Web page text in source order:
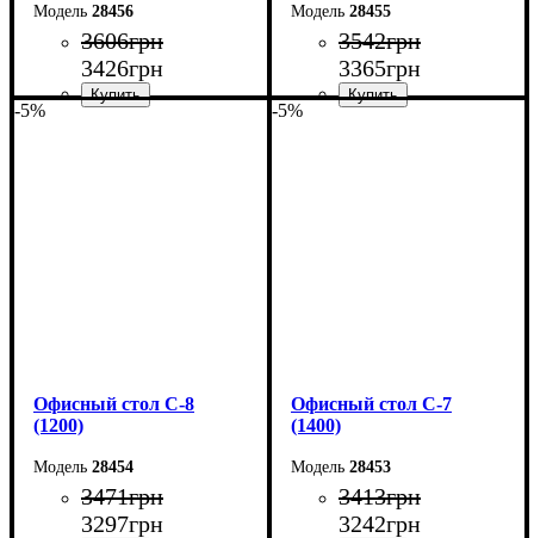
28456
3606грн
3426грн
28455
3542грн
3365грн
-5%
Офисный стол С-8
(1200)
28454
3471грн
3297грн
-5%
Офисный стол С-7
(1400)
28453
3413грн
3242грн